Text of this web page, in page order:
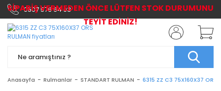
0507 576 64 03
Anasayfa Rulmanlar STANDART RULMAN 6315 ZZ C3 75X160X37 ORS
SİPARİŞ VERMEDEN ÖNCE LÜTFEN STOK DURUMUNU
TEYİT EDİNİZ!